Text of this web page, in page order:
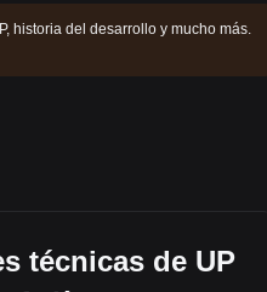
historia del desarrollo y mucho más.
técnicas de UP